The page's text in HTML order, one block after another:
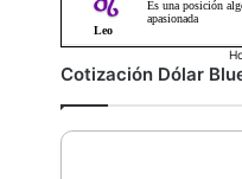
Cotización Dólar